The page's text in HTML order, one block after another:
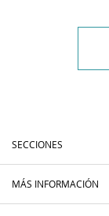
SECCIONES
MÁS INFORMACIÓN